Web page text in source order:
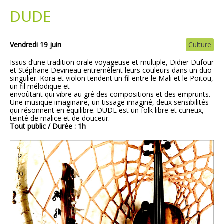
DUDE
Vendredi 19 juin
Culture
Issus d’une tradition orale voyageuse et multiple, Didier Dufour
et Stéphane Devineau entremêlent leurs couleurs dans un duo
singulier. Kora et violon tendent un fil entre le Mali et le Poitou,
un fil mélodique et
envoûtant qui vibre au gré des compositions et des emprunts.
Une musique imaginaire, un tissage imaginé, deux sensibilités
qui résonnent en équilibre. DUDE est un folk libre et curieux,
teinté de malice et de douceur.
Tout public / Durée : 1h
Plans
Demandes légales
Emploi
Marchés publics
Grands projets